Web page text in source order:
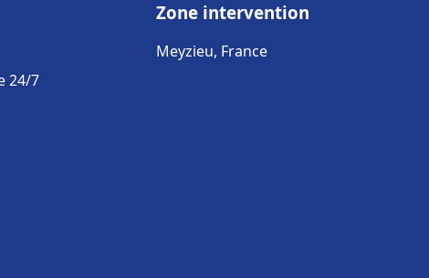
24/7
Zone intervention
Meyzieu, France